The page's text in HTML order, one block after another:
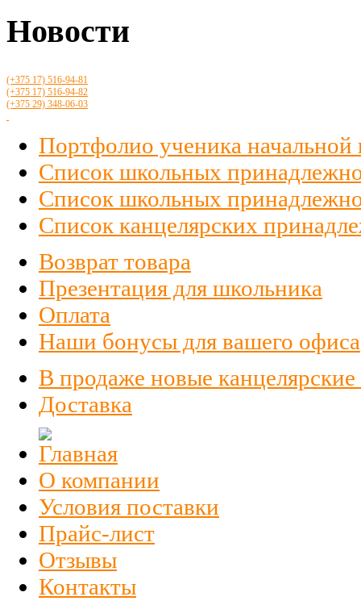
Новости
(+375 17) 516-94-81
(+375 17) 516-94-82
(+375 29) 348-06-03
Портфолио ученика
Список школьных
Список школьных
Список канцелярских
Возврат товара
Презентация для школьника
Оплата
Наши бонусы для вашего офиса
В продаже новые
Доставка
О компании
Условия поставки
Прайс-лист
Отзывы
Контакты